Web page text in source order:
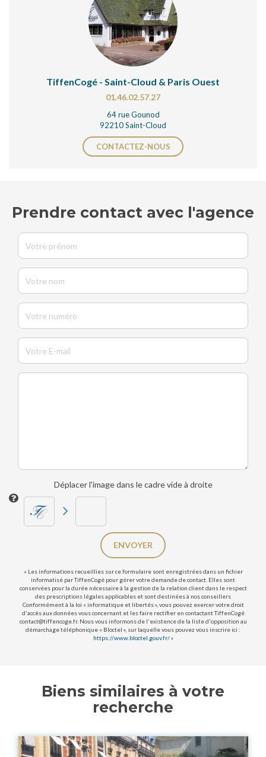
TiffenCogé - Saint-Cloud & Paris Ouest
01.46.02.57.27
64 rue Gounod
92210 Saint-Cloud
CONTACTEZ-NOUS
Prendre contact avec l'agence
Déplacer l'image dans le cadre vide à droite
ENVOYER
« Les informations recueillies sur ce formulaire sont enregistrées dans un fichier
informatisé par TiffenCogé pour gérer votre demande de contact. Elles sont
conservées pour la durée nécessaire à la gestion de la relation client dans le respect
des prescriptions légales applicables et sont destinées à nos conseillers
Conformément à la loi « informatique et libertés », vous pouvez exercer votre droit
d'accès aux données vous concernant et les faire rectifier en contactant TiffenCogé
contact@tiffencoge.fr. Nous vous informons de l'existence de la liste d'opposition au
démarchage téléphonique « Bloctel », sur laquelle vous pouvez vous inscrire ici :
https://www.bloctel.gouv.fr/»
Biens similaires à votre
recherche